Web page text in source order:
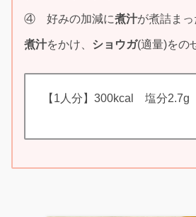
④ 好みの加減に煮汁が煮詰ま
煮汁をかけ、 ショウガ(適量)をの
【1人分】300kcal 塩分2.7g